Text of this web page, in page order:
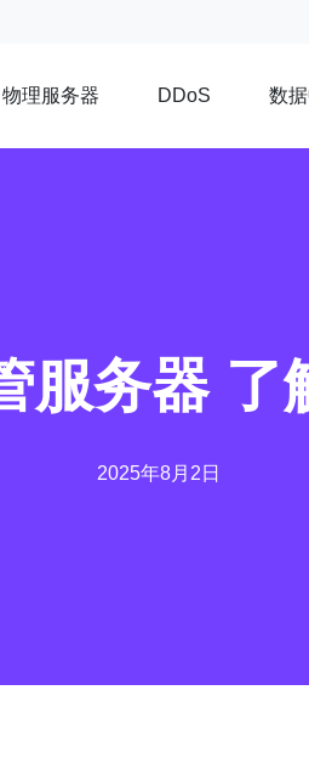
物理服务器 DDoS 数
服务器 了
2025年8月2日